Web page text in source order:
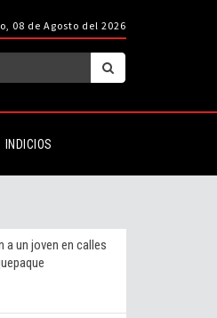
08 de Agosto del 2026
INDICIOS
a un joven en calles